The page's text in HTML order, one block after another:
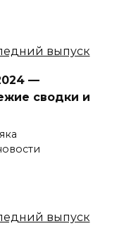
—
сводки и